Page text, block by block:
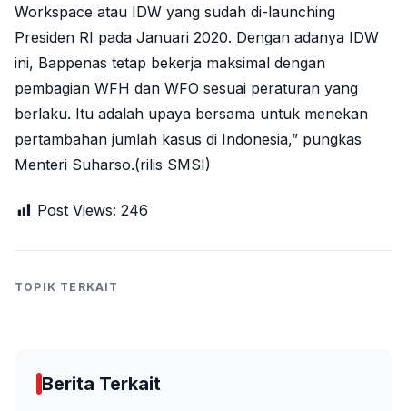
Workspace atau IDW yang sudah di-launching
Presiden RI pada Januari 2020. Dengan adanya IDW
ini, Bappenas tetap bekerja maksimal dengan
pembagian WFH dan WFO sesuai peraturan yang
berlaku. Itu adalah upaya bersama untuk menekan
pertambahan jumlah kasus di Indonesia,” pungkas
Menteri Suharso.(rilis SMSI)
Post Views: 246
TOPIK TERKAIT
Berita Terkait